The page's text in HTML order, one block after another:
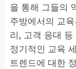
을 통해 그들의
주방에서의 교
리, 고객 응대
정기적인 교육
트렌드에 대한